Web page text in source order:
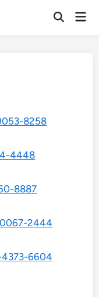
Open
8258
4448
8887
2444
6604